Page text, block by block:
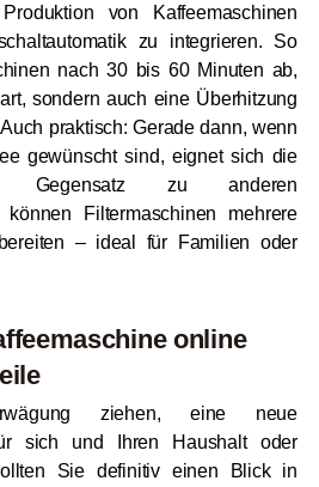
von Kaffeemaschinen
zu integrieren. So
nach 30 bis 60 Minuten ab,
sondern auch eine Überhitzung
praktisch: Gerade dann, wenn
gewünscht sind, eignet sich die
Gegensatz zu anderen
können Filtermaschinen mehrere
– ideal für Familien oder
online
ziehen, eine neue
sich und Ihren Haushalt oder
Sie definitiv einen Blick in